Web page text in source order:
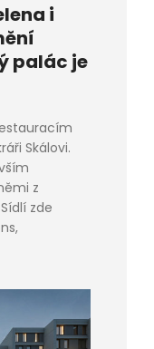
i
palác je
Skálovi.
z
zde